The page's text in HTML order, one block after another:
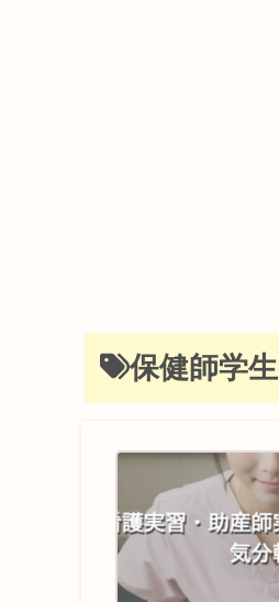
保健師学生